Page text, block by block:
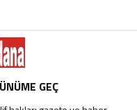
GEÇ